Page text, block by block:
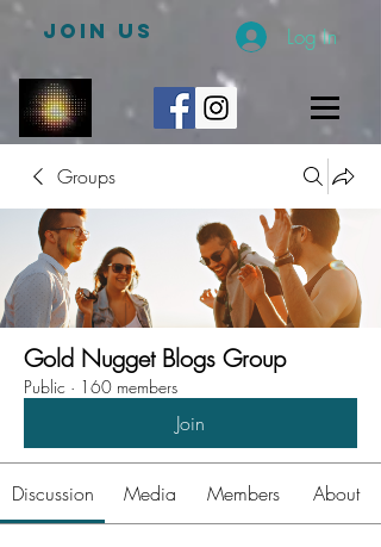
JOIN US Log In
Groups
Gold Nugget Blogs Group
Public · 160 members
Join
Discussion Media Members About